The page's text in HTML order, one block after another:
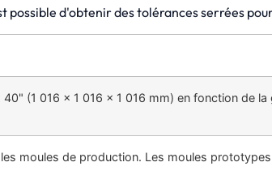
Améliorer l'efficacité en produisant
pièces identiques en un seul cycle de
possible d'obtenir des tolérances serrées
(1 016 x 1 016 x 1 016 mm) en fonction de
moules de production. Les moules